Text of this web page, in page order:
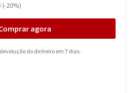
(-20%)
agora
do dinheiro em 7 dias.